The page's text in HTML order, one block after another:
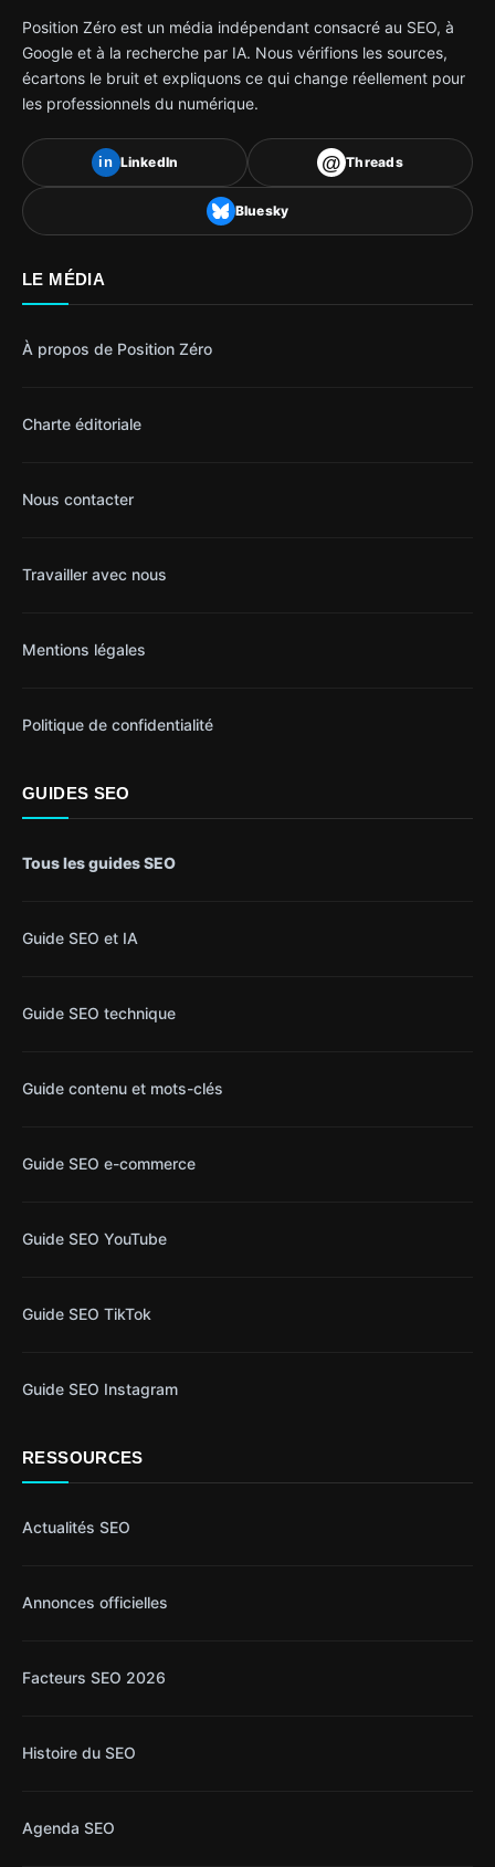
Position Zéro est un média indépendant consacré au SEO, à
Google et à la recherche par IA. Nous vérifions les sources,
écartons le bruit et expliquons ce qui change réellement pour
les professionnels du numérique.
in LinkedIn @ Threads
Bluesky
LE MÉDIA
À propos de Position Zéro
Charte éditoriale
Nous contacter
Travailler avec nous
Mentions légales
Politique de confidentialité
GUIDES SEO
Tous les guides SEO
Guide SEO et IA
Guide SEO technique
Guide contenu et mots-clés
Guide SEO e-commerce
Guide SEO YouTube
Guide SEO TikTok
Guide SEO Instagram
RESSOURCES
Actualités SEO
Annonces officielles
Facteurs SEO 2026
Histoire du SEO
Agenda SEO